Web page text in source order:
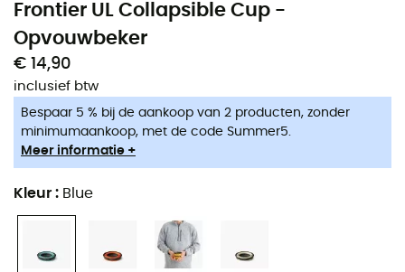
Frontier UL Collapsible Cup -
Opvouwbeker
€ 14,90
inclusief btw
Bespaar 5 % bij de aankoop van 2 producten, zonder
minimumaankoop, met de code Summer5.
Meer informatie +
Kleur : Blue
DeSea To Summit Frontier UL Opvouwbeker
opvouwbare siliconen beker, licht en BPA-vrij, ideaal
voor onderweg. De flexibiliteit zorgt voor gemakkelijke